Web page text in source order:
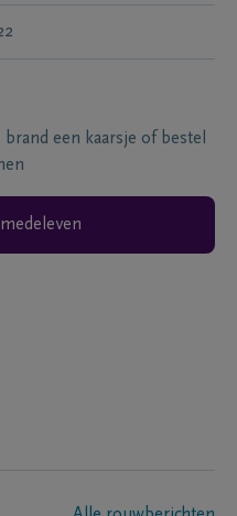
een kaarsje of bestel